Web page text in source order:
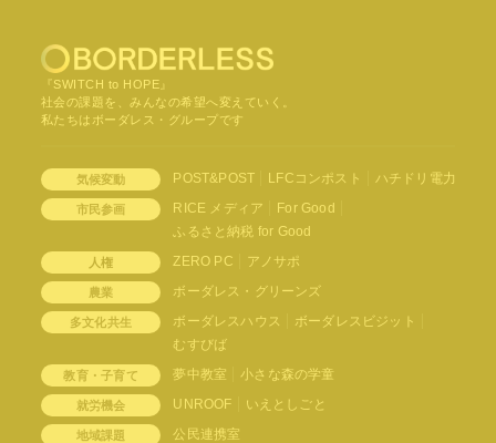
『SWITCH to HOPE』
社会の課題を、みんなの希望へ変えていく。
私たちはボーダレス・グループです
気候変動 POST&POST LFCコンポスト ハチドリ電力
市民参画 RICE メディア
For Good
ふるさと納税 for Good
人権 ZERO PC アノサポ
農業 ボーダレス・グリーンズ
多文化共生 ボーダレスハウス
ボーダレスビジット
むすびば
教育・子育て 夢中教室 小さな森の学童
就労機会 UNROOF いえとしごと
地域課題 公民連携室